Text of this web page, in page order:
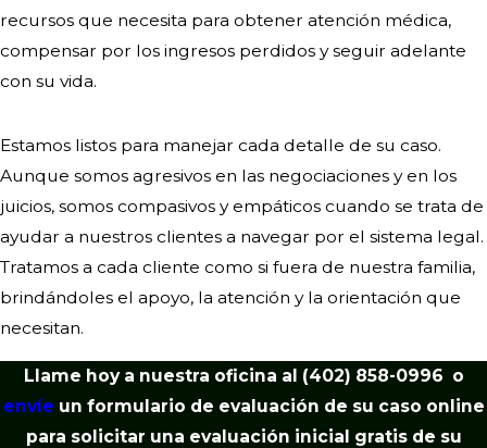
aplaza hasta que el individuo alcance
los 20 años de edad. Esto significa que
tienen dos años a partir de que
por negligencia médica por una lesión
que ocurre antes de alcanzar la
mayoría de edad del estado (19 años
en Nebraska). Sin embargo, si un
padre desea presentar una demanda
en nombre del menor, como en el
caso de una lesión de nacimiento, se
aplica el plazo de prescripción
estándar de dos años o un año.
recursos que necesita para obtener atención médica,
compensar por los ingresos perdidos y seguir adelante
con su vida.
Estamos listos para manejar cada detalle de su caso.
Aunque somos agresivos en las negociaciones y en los
juicios, somos compasivos y empáticos cuando se trata de
ayudar a nuestros clientes a navegar por el sistema legal.
Tratamos a cada cliente como si fuera de nuestra familia,
brindándoles el apoyo, la atención y la orientación que
necesitan.
Llame hoy a nuestra oficina al (402) 858-0996 o
envíe un formulario de evaluación de su caso online
para solicitar una evaluación inicial gratis de su